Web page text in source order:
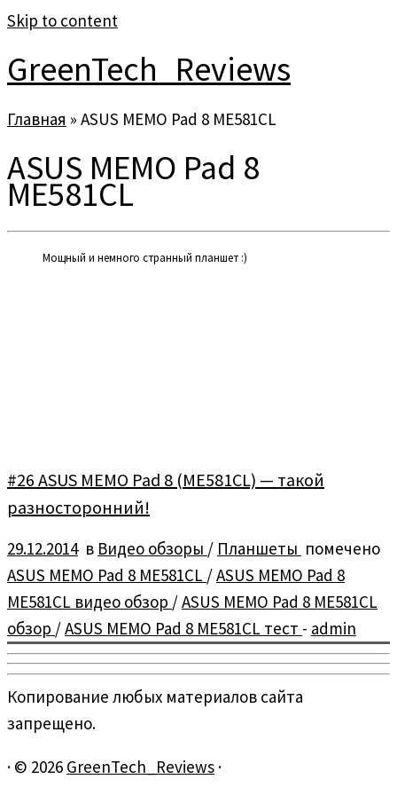
Skip to content
GreenTech_Reviews
Главная » ASUS MEMO Pad 8 ME581CL
ASUS MEMO Pad 8
ME581CL
Мощный и немного странный планшет :)
#26 ASUS MEMO Pad 8 (ME581CL) — такой
разносторонний!
29.12.2014в Видео обзоры / Планшеты помечено
ASUS MEMO Pad 8 ME581CL /ASUS MEMO Pad 8
ME581CL видео обзор /ASUS MEMO Pad 8 ME581CL
обзор /ASUS MEMO Pad 8 ME581CL тест - admin
Копирование любых материалов сайта
запрещено.
· © 2026 GreenTech_Reviews ·